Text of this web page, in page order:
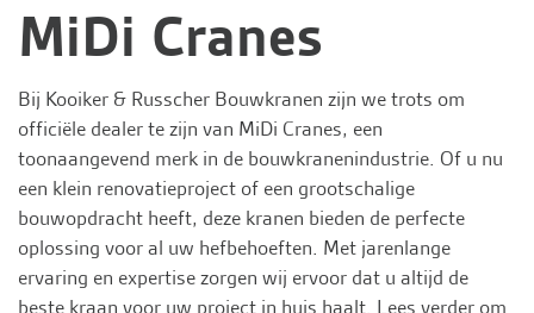
MiDi Cranes
Bij Kooiker & Russcher Bouwkranen zijn we trots om
officiële dealer te zijn van MiDi Cranes, een
toonaangevend merk in de bouwkranenindustrie. Of u nu
een klein renovatieproject of een grootschalige
bouwopdracht heeft, deze kranen bieden de perfecte
oplossing voor al uw hefbehoeften. Met jarenlange
ervaring en expertise zorgen wij ervoor dat u altijd de
beste kraan voor uw project in huis haalt. Lees verder om